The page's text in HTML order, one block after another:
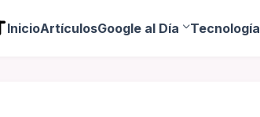
InicioArtículosGoogle al Día Tecnología